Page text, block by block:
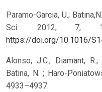
Paramo-Garcia, U.;
Sci. 2012, 7,
https://doi.org/10.1016/
Alonso, J.C.; Diamant,
Batina, N. ; Haro-